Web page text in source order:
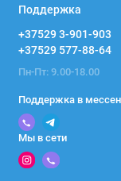
Поддержка
+37529 3-901-903
+37529 577-88-64
Пн-Пт: 9.00-18.00
Поддержка в
Мы в сети